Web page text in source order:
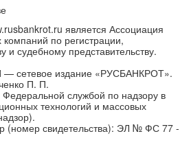
является Ассоциация
по регистрации,
и судебному представительству.
— сетевое издание «РУСБАНКРОТ».
П. П.
службой по надзору в
технологий и массовых
(номер свидетельства): ЭЛ № ФС 77 -